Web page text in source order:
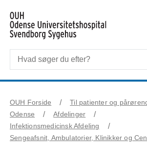
OUH Forside
Til patienter og
Odense
Afdelinger
Infektionsmedicinsk Afdeling
Sengeafsnit, Ambulatorier, Klinikker og